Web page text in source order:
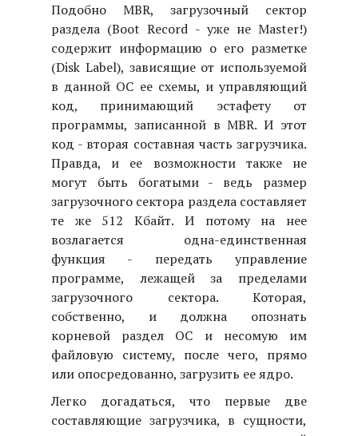
Подобно MBR, загрузочный сектор
раздела (Boot Record - уже не Master!)
содержит информацию о его разметке
(Disk Label), зависящие от используемой
в данной ОС ее схемы, и управляющий
код, принимающий эстафету от
программы, записанной в MBR. И этот
код - вторая составная часть загрузчика.
Правда, и ее возможности также не
могут быть богатыми - ведь размер
загрузочного сектора раздела составляет
те же 512 Кбайт. И потому на нее
возлагается одна-единственная
функция - передать управление
программе, лежащей за пределами
загрузочного сектора. Которая,
собственно, и должна опознать
корневой раздел ОС и несомую им
файловую систему, после чего, прямо
или опосредованно, загрузить ее ядро.
Легко догадаться, что первые две
составляющие загрузчика, в сущности,